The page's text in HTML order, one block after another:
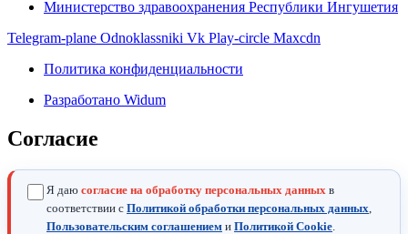
Министерство здравоохранения Республики Ингушетия
Telegram-plane Odnoklassniki Vk Play-circle Maxcdn
Политика конфиденциальности
Разработано Widum
Согласие
Я даю согласие на обработку персональных данных в
соответствии с Политикой обработки персональных данных
Пользовательским соглашением и Политикой Cookie